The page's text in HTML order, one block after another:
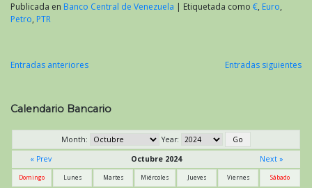
Publicada en Banco Central de Venezuela | Etiquetada como €, Euro,
Petro, PTR
de
entradas
Entradas anteriores Entradas siguientes
Calendario Bancario
Month:
Year:
« Prev
Octubre 2024 Next »
Domingo Lunes Martes Miércoles Jueves Viernes Sábado